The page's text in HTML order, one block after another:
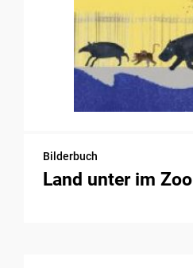
Bilderbuch
Land unter im Zoo